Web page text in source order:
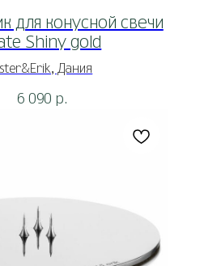
для конусной свечи
Shiny gold
Дания
6 090 р.